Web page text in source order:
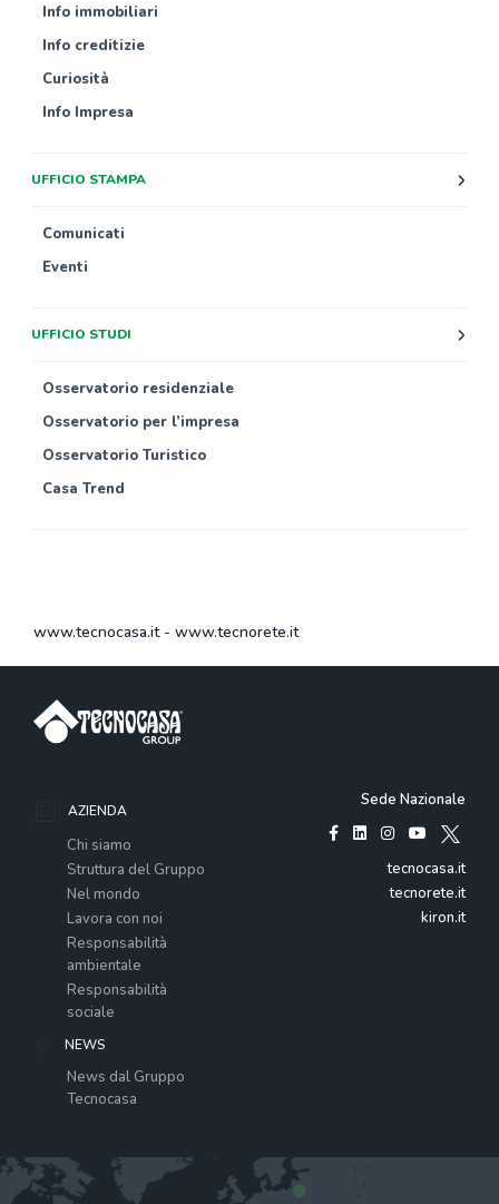
Info immobiliari
Info creditizie
Curiosità
Info Impresa
UFFICIO STAMPA
Comunicati
Eventi
UFFICIO STUDI
Osservatorio residenziale
Osservatorio per l’impresa
Osservatorio Turistico
Casa Trend
www.tecnocasa.it- www.tecnorete.it
AZIENDA
Chi siamo
Struttura del Gruppo
Nel mondo
Lavora con noi
Responsabilità
ambientale
Responsabilità
sociale
NEWS
News dal Gruppo
Tecnocasa
Sede Nazionale
tecnocasa.it
tecnorete.it
kiron.it